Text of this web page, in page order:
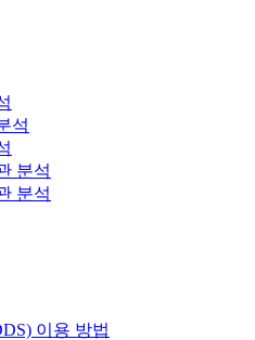
석
분석
분석
이용 방법